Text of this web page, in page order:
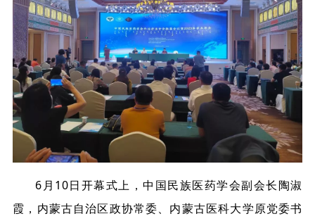
6月10日开幕式上，中国民族医药学会副会长陶淑
霞，内蒙古自治区政协常委、内蒙古医科大学原党委书